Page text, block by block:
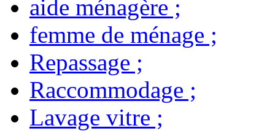
aide ménagère ;
femme de ménage ;
Repassage ;
Raccommodage ;
Lavage vitre ;